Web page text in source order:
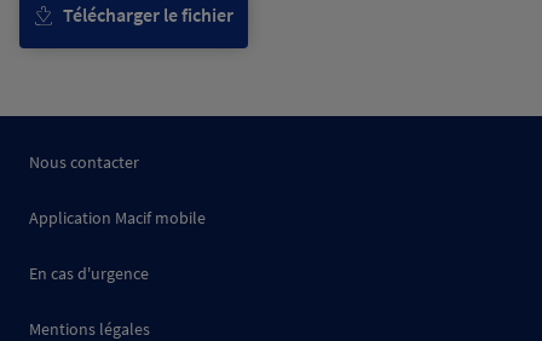
Télécharger le fichier
Nous contacter
Application Macif mobile
En cas d'urgence
Mentions légales